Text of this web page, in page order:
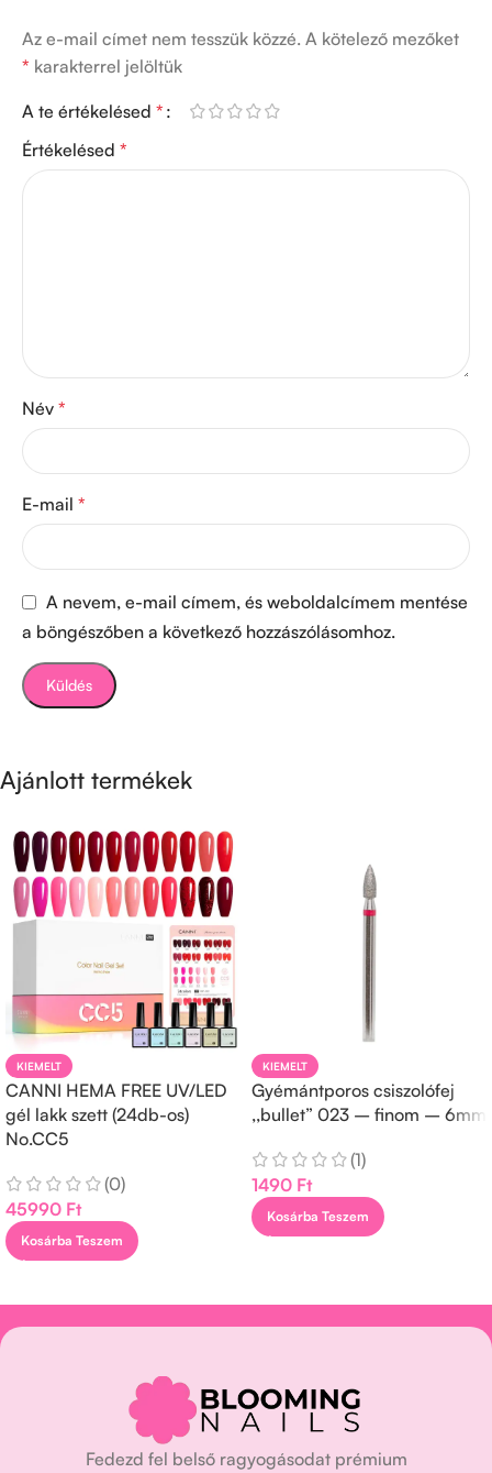
Az e-mail címet nem tesszük közzé. A kötelező mezőket
* karakterrel jelöltük
A te értékelésed *
Értékelésed *
Név *
E-mail *
A nevem, e-mail címem, és weboldalcímem mentése
a böngészőben a következő hozzászólásomhoz.
Ajánlott termékek
KIEMELT
CANNI HEMA FREE UV/LED
gél lakk szett (24db-os)
No.CC5
(0)
45990 Ft
Kosárba Teszem
KIEMELT
Gyémántporos csiszolófej
,,bullet” 023 – finom – 6mm
(1)
1490 Ft
Kosárba Teszem
Fedezd fel belső ragyogásodat prémium